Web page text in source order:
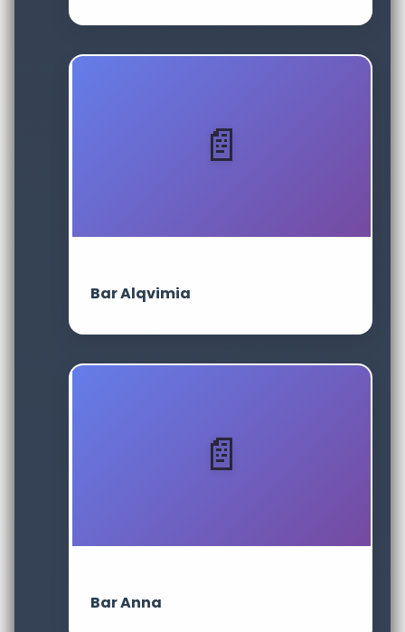
Bar Alqvimia
Bar Anna